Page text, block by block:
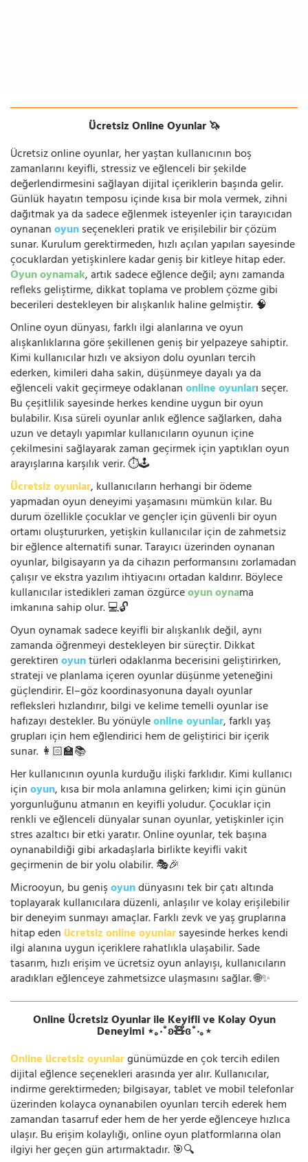
Ücretsiz Online Oyunlar 🦄
Ücretsiz online oyunlar, her yaştan kullanıcının boş
zamanlarını keyifli, stressiz ve eğlenceli bir şekilde
değerlendirmesini sağlayan dijital içeriklerin başında gelir.
Günlük hayatın temposu içinde kısa bir mola vermek, zihni
dağıtmak ya da sadece eğlenmek isteyenler için tarayıcıdan
oynananoyunseçenekleri pratik ve erişilebilir bir çözüm
sunar. Kurulum gerektirmeden, hızlı açılan yapıları sayesinde
çocuklardan yetişkinlere kadar geniş bir kitleye hitap eder.
Oyun oynamak, artık sadece eğlence değil; aynı zamanda
refleks geliştirme, dikkat toplama ve problem çözme gibi
becerileri destekleyen bir alışkanlık haline gelmiştir. 🧠
Online oyun dünyası, farklı ilgi alanlarına ve oyun
alışkanlıklarına göre şekillenen geniş bir yelpazeye sahiptir.
Kimi kullanıcılar hızlı ve aksiyon dolu oyunları tercih
ederken, kimileri daha sakin, düşünmeye dayalı ya da
eğlenceli vakit geçirmeye odaklananonline oyunları seçer.
Bu çeşitlilik sayesinde herkes kendine uygun bir oyun
bulabilir. Kısa süreli oyunlar anlık eğlence sağlarken, daha
uzun ve detaylı yapımlar kullanıcıların oyunun içine
çekilmesini sağlayarak zaman geçirmek için yaptıkları oyun
arayışlarına karşılık verir. ⏱️🕹️
Ücretsiz oyunlar, kullanıcıların herhangi bir ödeme
yapmadan oyun deneyimi yaşamasını mümkün kılar. Bu
durum özellikle çocuklar ve gençler için güvenli bir oyun
ortamı oluştururken, yetişkin kullanıcılar için de zahmetsiz
bir eğlence alternatifi sunar. Tarayıcı üzerinden oynanan
oyunlar, bilgisayarın ya da cihazın performansını zorlamadan
çalışır ve ekstra yazılım ihtiyacını ortadan kaldırır. Böylece
kullanıcılar istedikleri zaman özgürceoyun oynama
imkanına sahip olur. 💻🔓
Oyun oynamak sadece keyifli bir alışkanlık değil, aynı
zamanda öğrenmeyi destekleyen bir süreçtir. Dikkat
gerektirenoyuntürleri odaklanma becerisini geliştirirken,
strateji ve planlama içeren oyunlar düşünme yeteneğini
güçlendirir. El–göz koordinasyonuna dayalı oyunlar
refleksleri hızlandırır, bilgi ve kelime temelli oyunlar ise
hafızayı destekler. Bu yönüyleonline oyunlar, farklı yaş
grupları için hem eğlendirici hem de geliştirici bir içerik
sunar. 👩🏻‍🏫📚
Her kullanıcının oyunla kurduğu ilişki farklıdır. Kimi kullanıcı
içinoyun, kısa bir mola anlamına gelirken; kimi için günün
yorgunluğunu atmanın en keyifli yoludur. Çocuklar için
renkli ve eğlenceli dünyalar sunan oyunlar, yetişkinler için
stres azaltıcı bir etki yaratır. Online oyunlar, tek başına
oynanabildiği gibi arkadaşlarla birlikte keyifli vakit
geçirmenin de bir yolu olabilir. 🎭🎉
Microoyun, bu genişoyundünyasını tek bir çatı altında
toplayarak kullanıcılara düzenli, anlaşılır ve kolay erişilebilir
bir deneyim sunmayı amaçlar. Farklı zevk ve yaş gruplarına
hitap eden ücretsiz online oyunlarsayesinde herkes kendi
ilgi alanına uygun içeriklere rahatlıkla ulaşabilir. Sade
tasarım, hızlı erişim ve ücretsiz oyun anlayışı, kullanıcıların
aradıkları eğlenceye zahmetsizce ulaşmasını sağlar. 🌐✨
Online Ücretsiz Oyunlar ile Keyifli ve Kolay Oyun
Deneyimi ⋆｡‧˚ʚ🧸ɞ˚‧｡⋆
Online ücretsiz oyunlargünümüzde en çok tercih edilen
dijital eğlence seçenekleri arasında yer alır. Kullanıcılar,
indirme gerektirmeden; bilgisayar, tablet ve mobil telefonlar
üzerinden kolayca oynanabilen oyunları tercih ederek hem
zamandan tasarruf eder hem de her yerde eğlenceye hızlıca
ulaşır. Bu erişim kolaylığı, online oyun platformlarına olan
ilgiyi her geçen gün artırmaktadır. 🎯🔍